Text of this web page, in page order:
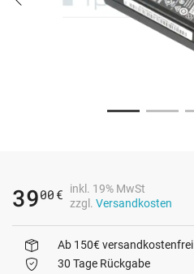
3900 €
inkl. 19% MwSt
zzgl. Versandkosten
Ab 150€ versandkostenfrei
30 Tage Rückgabe